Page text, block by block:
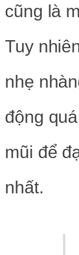
cũng là
Tuy
nhẹ
động
mũi để
nhất.